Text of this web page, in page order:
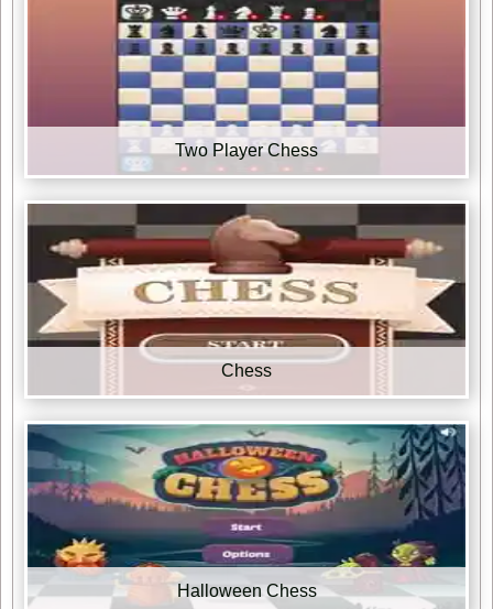
Two Player Chess
Chess
Halloween Chess